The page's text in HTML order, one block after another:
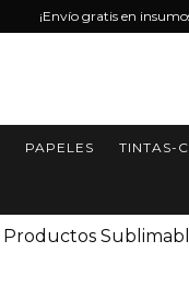
¡Envío gratis en
PAPELES TINTAS-
Productos